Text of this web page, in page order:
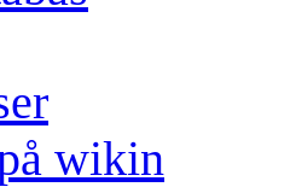
wikin